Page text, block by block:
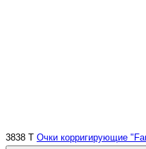
3838 Т Очки корригирующие